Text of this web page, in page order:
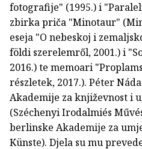
fotografije" (1995.) i
zbirka priča "Minotaur"
eseja "O nebeskoj i
földi szerelemről, 2001.) i
2016.) te memoari
részletek, 2017.). Péter
Akademije za književnost i
(Széchenyi Irodalmiés
berlinske Akademije za
Künste). Djela su mu